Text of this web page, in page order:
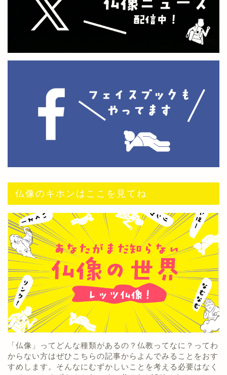
仏像のキホンはここを見てね
「仏像」ってどんな種類があるの？仏教ってなに？ってわ
からない方はぜひこちらの記事からよんでみることをおす
すめします。そんなにむずかしいことを考える必要はなく